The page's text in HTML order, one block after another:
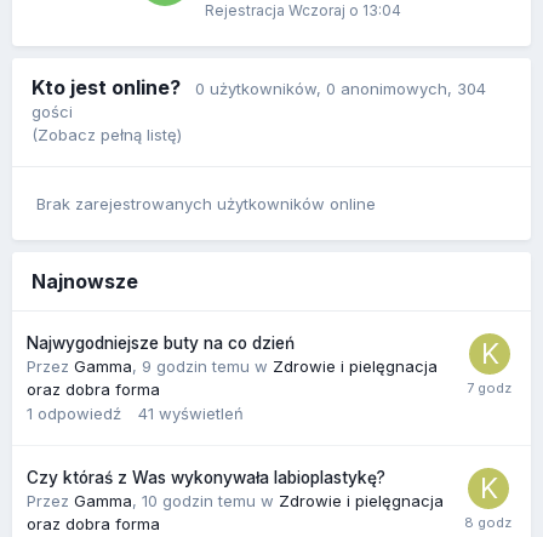
Rejestracja Wczoraj o 13:04
Kto jest online? 0 użytkowników, 0 anonimowych, 304
gości
(Zobacz pełną listę)
Brak zarejestrowanych użytkowników online
Najnowsze
Najwygodniejsze buty na co dzień
Przez Gamma, 9 godzin temu w Zdrowie i pielęgnacja
oraz dobra forma
1 odpowiedź 41 wyświetleń
Czy któraś z Was wykonywała labioplastykę?
Przez Gamma, 10 godzin temu w Zdrowie i pielęgnacja
oraz dobra forma